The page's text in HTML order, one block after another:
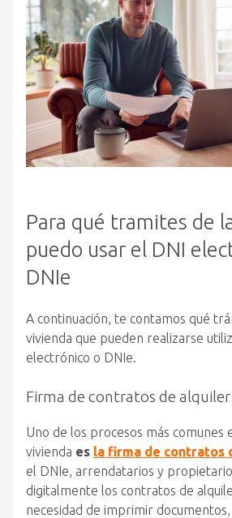
Para qué tramites de
puedo usar el DNI
DNIe
A continuación, te contamos qué
vivienda que pueden realizarse
electrónico o DNIe.
Firma de contratos de alquiler
Uno de los procesos más comunes
vivienda es la firma de contratos
el DNIe, arrendatarios y
digitalmente los contratos de
necesidad de imprimir